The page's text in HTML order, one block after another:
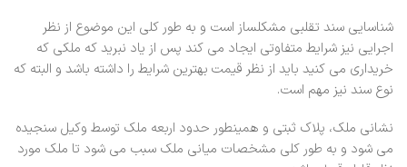
شناسایی سند تقلبی مشکلساز است و به طور کلی این موضوع از نظر
اجرایی نیز شرایط متفاوتی ایجاد می کند پس از یاد نبرید که ملکی که
خریداری می کنید باید از نظر قیمت بهترین شرایط را داشته باشد و البته که
نوع سند نیز مهم است.
نشانی ملک، پلاک ثبتی و همینطور حدود اربعه ملک توسط وکیل سنجیده
می شود و به طور کلی مشخصات میانی ملک سبب می شود تا ملک مورد